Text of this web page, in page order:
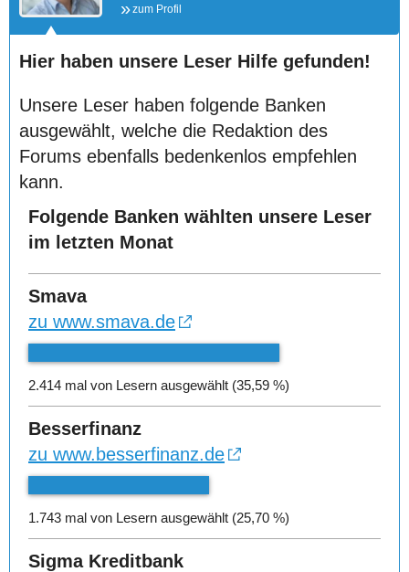
zum Profil
Hier haben unsere Leser Hilfe gefunden!
Unsere Leser haben folgende Banken
ausgewählt, welche die Redaktion des
Forums ebenfalls bedenkenlos empfehlen
kann.
Folgende Banken wählten unsere Leser
im letzten Monat
Smava
zu www.smava.de
2.414 mal von Lesern ausgewählt (35,59 %)
Besserfinanz
zu www.besserfinanz.de
1.743 mal von Lesern ausgewählt (25,70 %)
Sigma Kreditbank